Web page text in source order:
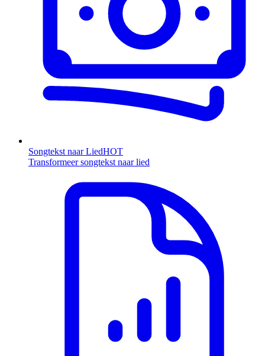
Songtekst naar LiedHOT
Transformeer songtekst naar lied